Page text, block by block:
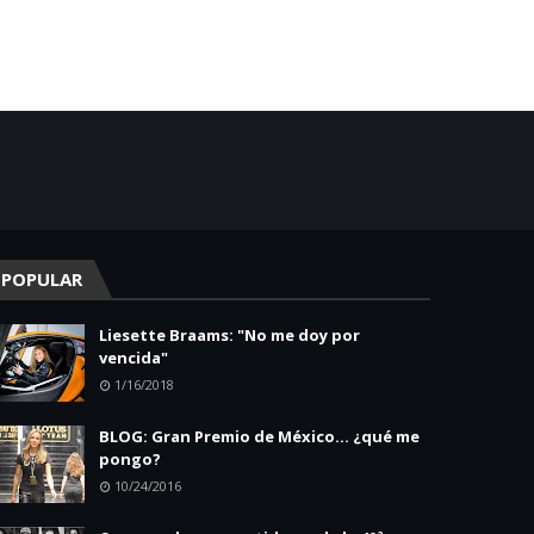
POPULAR
Liesette Braams: "No me doy por
vencida"
1/16/2018
BLOG: Gran Premio de México... ¿qué me
pongo?
10/24/2016